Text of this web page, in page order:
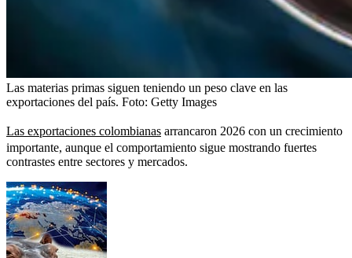
Las materias primas siguen teniendo un peso clave en las
exportaciones del país. Foto: Getty Images
Las exportaciones colombianas arrancaron 2026 con un crecimiento
importante, aunque el comportamiento sigue mostrando fuertes
contrastes entre sectores y mercados.